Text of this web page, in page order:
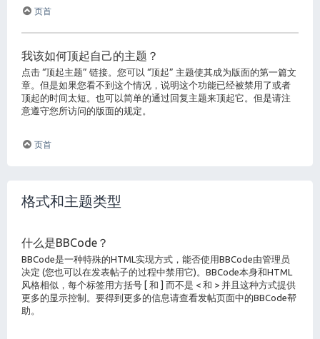
页首
我该如何顶起自己的主题？
点击 “顶起主题” 链接。您可以 “顶起” 主题使其成为版面的第一篇文
章。但是如果您看不到这个情况，说明这个功能已经被禁用了或者
顶起的时间太短。也可以简单的通过回复主题来顶起它。但是请注
意遵守您所访问的版面的规定。
页首
格式和主题类型
什么是BBCode？
BBCode是一种特殊的HTML实现方式，能否使用BBCode由管理员
决定 (您也可以在发表帖子的过程中禁用它)。BBCode本身和HTML
风格相似，每个标签用方括号 [ 和 ] 而不是 < 和 > 并且这种方式提供
更多的显示控制。要得到更多的信息请查看发帖页面中的BBCode帮
助。